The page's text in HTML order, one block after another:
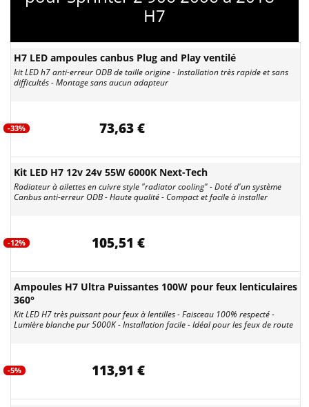
H7
H7 LED ampoules canbus Plug and Play ventilé
kit LED h7 anti-erreur ODB de taille origine - Installation très rapide et sans
difficultés - Montage sans aucun adapteur
-33% 73,63 €
Kit LED H7 12v 24v 55W 6000K Next-Tech
Radiateur à ailettes en cuivre style "radiator cooling" - Doté d'un système
Canbus anti-erreur ODB - Haute qualité - Compact et facile à installer
-12% 105,51 €
Ampoules H7 Ultra Puissantes 100W pour feux lenticulaires
360°
Kit LED H7 très puissant pour feux à lentilles - Faisceau 100% respecté -
Lumière blanche pur 5000K - Installation facile - Idéal pour les feux de route
-5% 113,91 €